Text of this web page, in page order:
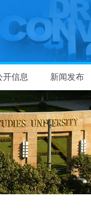
开信息 新闻发布